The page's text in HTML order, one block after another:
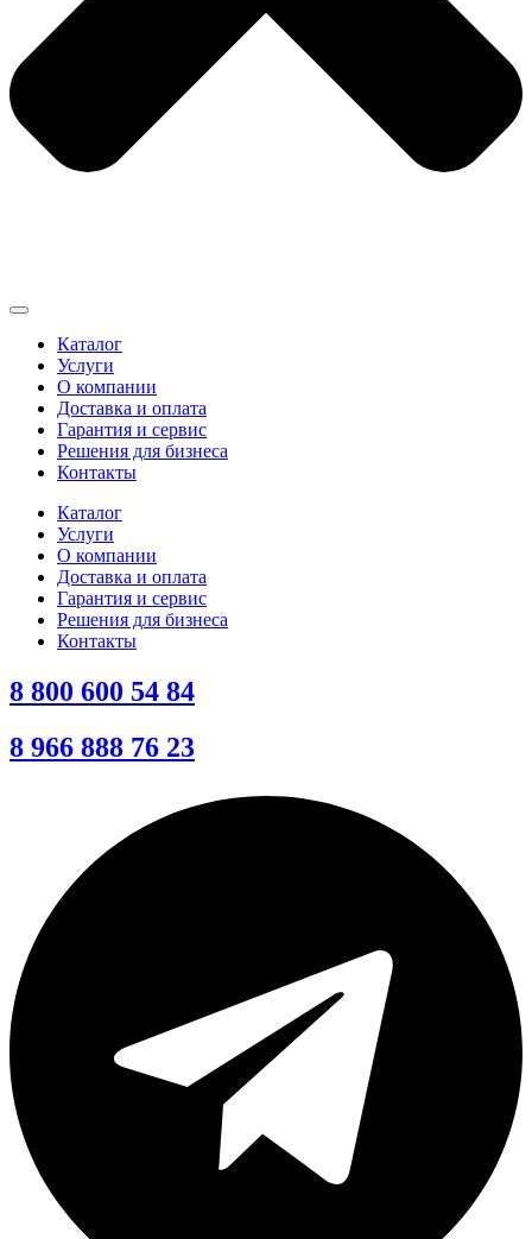
Каталог
Услуги
О компании
Доставка и оплата
Гарантия и сервис
Решения для бизнеса
Контакты
Каталог
Услуги
О компании
Доставка и оплата
Гарантия и сервис
Решения для бизнеса
Контакты
8 800 600 54 84
8 966 888 76 23